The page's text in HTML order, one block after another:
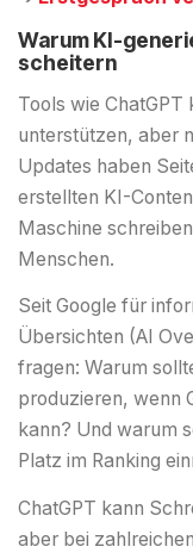
Warum KI-
scheitern
Tools wie
unterstützen, aber
Updates haben
erstellten KI-
Maschine
Menschen.
Seit Google für
Übersichten (AI
fragen: Warum
produzieren, wenn
kann? Und warum
Platz im Ranking
ChatGPT kann
aber bei